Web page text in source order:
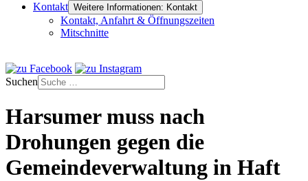
Kontakt Weitere Informationen: Kontakt
Kontakt, Anfahrt & Öffnungszeiten
Mitschnitte
Suchen
Harsumer muss nach
Drohungen gegen die
Gemeindeverwaltung in Haft